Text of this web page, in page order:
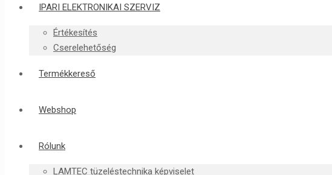
IPARI ELEKTRONIKAI SZERVIZ
Értékesítés
Cserelehetőség
Termékkereső
Webshop
Rólunk
LAMTEC tüzeléstechnika képviselet